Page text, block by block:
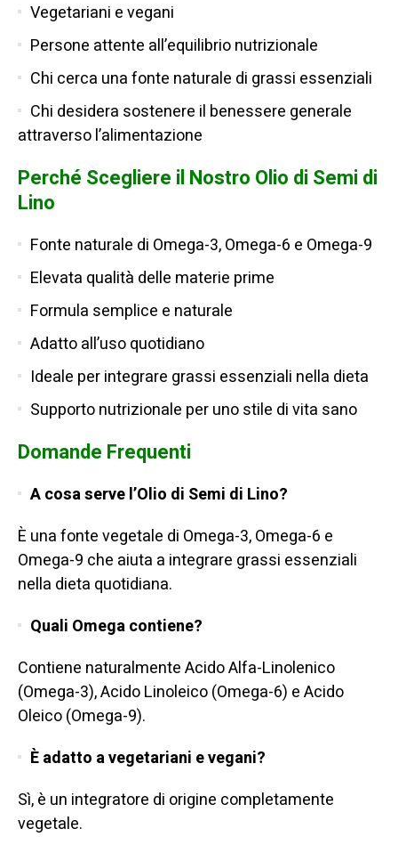
Vegetariani e vegani
Persone attente all’equilibrio nutrizionale
Chi cerca una fonte naturale di grassi essenziali
Chi desidera sostenere il benessere generale
attraverso l’alimentazione
Perché Scegliere il Nostro Olio di Semi di
Lino
Fonte naturale di Omega-3, Omega-6 e Omega-9
Elevata qualità delle materie prime
Formula semplice e naturale
Adatto all’uso quotidiano
Ideale per integrare grassi essenziali nella dieta
Supporto nutrizionale per uno stile di vita sano
Domande Frequenti
A cosa serve l’Olio di Semi di Lino?
È una fonte vegetale di Omega-3, Omega-6 e
Omega-9 che aiuta a integrare grassi essenziali
nella dieta quotidiana.
Quali Omega contiene?
Contiene naturalmente Acido Alfa-Linolenico
(Omega-3), Acido Linoleico (Omega-6) e Acido
Oleico (Omega-9).
È adatto a vegetariani e vegani?
Sì, è un integratore di origine completamente
vegetale.